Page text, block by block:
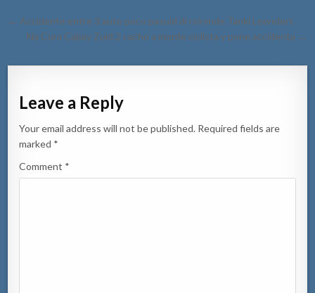
Post
navigation
← Accidente entre 3 auto poco pasuid di rotonde Tanki Leendert.
Na Cura Cabay Zuid 2 cacho a morde ciclista y pone accidenta →
Leave a Reply
Your email address will not be published. Required fields are
marked *
Comment *